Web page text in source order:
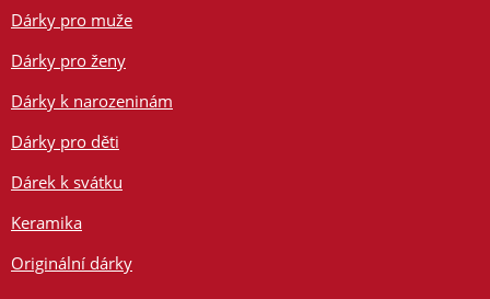
Dárky pro muže
Dárky pro ženy
Dárky k narozeninám
Dárky pro děti
Dárek k svátku
Keramika
Originální dárky